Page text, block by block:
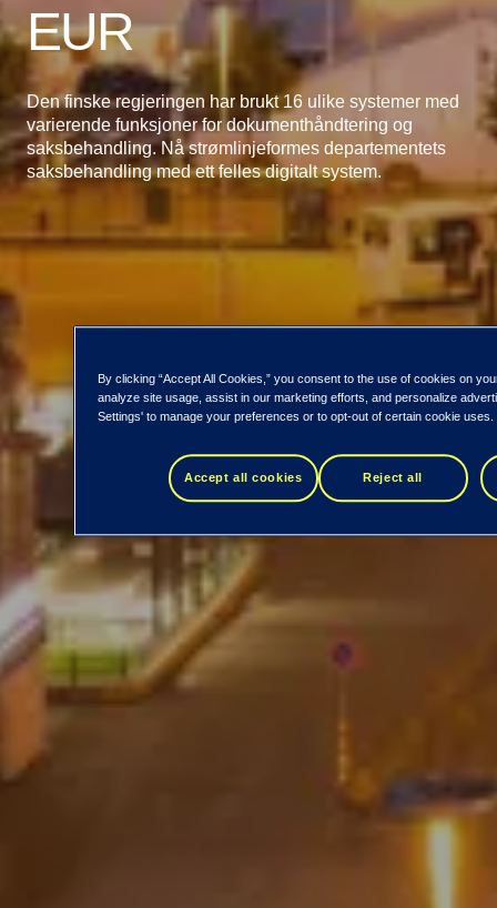
EUR
Den finske regjeringen har brukt 16 ulike systemer med
varierende funksjoner for dokumenthåndtering og
saksbehandling. Nå strømlinjeformes departementets
saksbehandling med ett felles digitalt system.
By clicking “Accept All Cookies,” you consent to the use of cookies on
analyze site usage, assist in our marketing efforts, and personalize
Settings' to manage your preferences or to opt-out of certain cookie uses.
Accept all cookies Reject all